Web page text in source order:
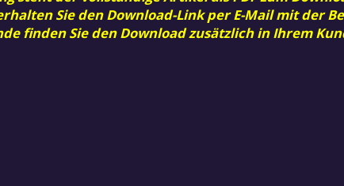
Sie den Download-Link per E-Mail mit der
finden Sie den Download zusätzlich in Ihrem